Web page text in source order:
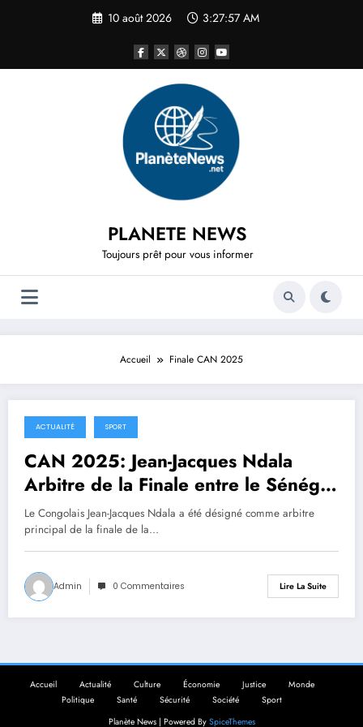
10 août 2026 3:27:57 AM
PLANETE NEWS
Toujours prêt pour vous informer
Accueil Finale CAN 2025
17 janvier 2026
ACTUALITÉ SPORT
CAN 2025: Jean-Jacques Ndala
Arbitre de la Finale entre le Sénégal
et le Maroc
Le Congolais Jean-Jacques Ndala a été désigné comme arbitre
principal de la finale de la…
Admin 0 Commentaires Lire La Suite
Accueil Actualité Culture Économie Justice
Monde
Politique
Santé Sécurité Société
Sport
Planète News | Powered By SpiceThemes